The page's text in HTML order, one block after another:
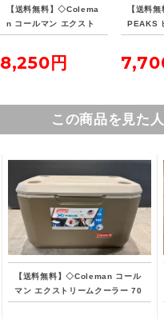
【送料無料】◇Colema
n コールマン エクスト
リームクーラー 70QT
8,250円
【送料
PEAKS
ス ファ
この商品を見た
【送料無料】◇Coleman コール
マン エクストリームクーラー 70
QT タンカラー